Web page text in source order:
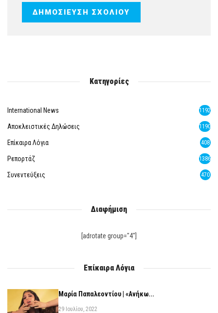
Κατηγορίες
International News 1192
Αποκλειστικές Δηλώσεις 1190
Επίκαιρα Λόγια 408
Ρεπορτάζ 1386
Συνεντεύξεις 470
Διαφήμιση
[adrotate group="4"]
Επίκαιρα Λόγια
Μαρία Παπαλεοντίου | «Ανήκω...
29 Ιουλίου, 2022